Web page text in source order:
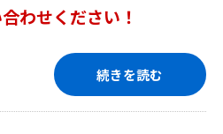
わせください！
続きを読む